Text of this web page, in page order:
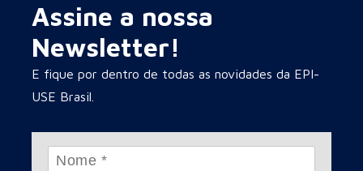
Assine a nossa
Newsletter!
E fique por dentro de todas as novidades da EPI-
USE Brasil.